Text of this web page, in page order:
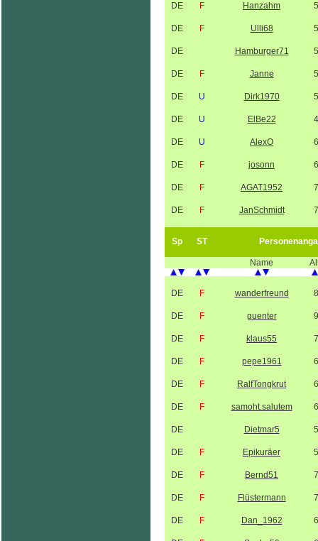
DE F Hanzahm
DE F Ulli68
DE Hamburger71
DE F Janne
DE U Dirk1970
DE U ElBe22
DE U AlexO
DE F josonn
DE F AGAT1952
DE F JanSchmidt
Sp ST
Name
DE F wanderfreund
DE F guenter
DE F klaus55
DE F pepe1961
DE F RalfTongkrut
DE F samoht.salutem
DE Dietmar5
DE F Epikuräer
DE F Bernd51
DE F Flüstermann
DE F Dan_1962